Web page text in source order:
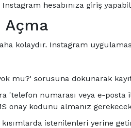
hesabınıza giriş
Açma
kolaydır. Instagram
mu?' sorusuna dokunarak
'telefon numarası veya e-
onay kodunu almanız
istenilenleri yerine